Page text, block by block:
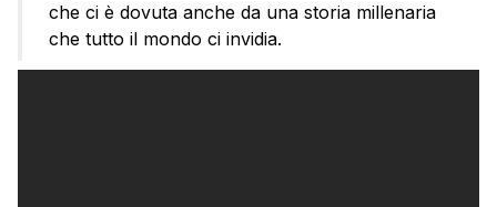
che ci è dovuta anche da una storia millenaria
che tutto il mondo ci invidia.